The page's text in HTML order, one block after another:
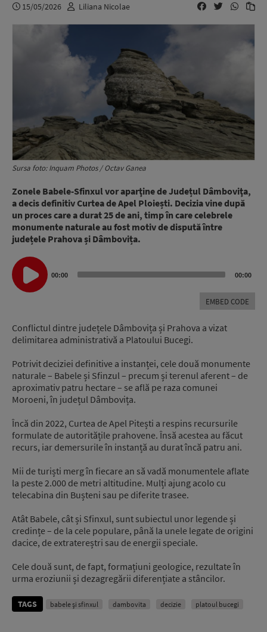
15/05/2026 Liliana Nicolae
Sursa foto: Inquam Photos / Octav Ganea
Zonele Babele-Sfinxul vor aparţine de Județul Dâmboviţa,
a decis definitiv Curtea de Apel Ploiești. Decizia vine după
un proces care a durat 25 de ani, timp în care celebrele
monumente naturale au fost motiv de dispută între
județele Prahova și Dâmbovița.
Audio
Player
00:00 00:00
EMBED CODE
Conflictul dintre județele Dâmbovița și Prahova a vizat
delimitarea administrativă a Platoului Bucegi.
Potrivit deciziei definitive a instanței, cele două monumente
naturale – Babele și Sfinzul – precum și terenul aferent – de
aproximativ patru hectare – se află pe raza comunei
Moroeni, în județul Dâmbovița.
Încă din 2022, Curtea de Apel Pitești a respins recursurile
formulate de autoritățile prahovene. Însă acestea au făcut
recurs, iar demersurile în instanță au durat încă patru ani.
Mii de turiști merg în fiecare an să vadă monumentele aflate
la peste 2.000 de metri altitudine. Mulți ajung acolo cu
telecabina din Bușteni sau pe diferite trasee.
Atât Babele, cât și Sfinxul, sunt subiectul unor legende și
credințe – de la cele populare, până la unele legate de origini
dacice, de extratereștri sau de energii speciale.
Cele două sunt, de fapt, formațiuni geologice, rezultate în
urma eroziunii și dezagregării diferențiate a stâncilor.
TAGS babele și sfinxul dambovita decizie platoul bucegi